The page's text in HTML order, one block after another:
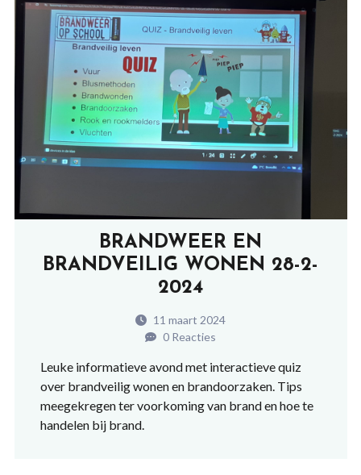
BRANDWEER EN
BRANDVEILIG WONEN 28-2-
2024
11 maart 2024
0 Reacties
Leuke informatieve avond met interactieve quiz
over brandveilig wonen en brandoorzaken. Tips
meegekregen ter voorkoming van brand en hoe te
handelen bij brand.